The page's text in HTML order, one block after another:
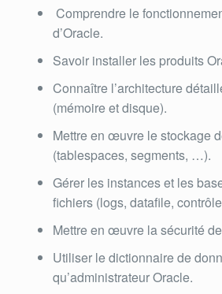
Comprendre le
d’Oracle.
Savoir installer les produits
Connaître l’architecture
(mémoire et disque).
Mettre en œuvre le stockage
(tablespaces, segments, …).
Gérer les instances et les
fichiers (logs, datafile,
Mettre en œuvre la sécurité
Utiliser le dictionnaire de
qu’administrateur Oracle.